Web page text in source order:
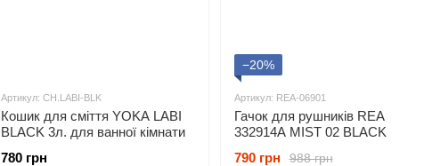
Артикул: CH.LABI-BLK
Кошик для сміття YOKA LABI
BLACK 3л. для ванної кімнати
780 грн
−20%
Артикул: REA-06901
Гачок для рушників REA
332914A MIST 02 BLACK
988 грн
790 грн